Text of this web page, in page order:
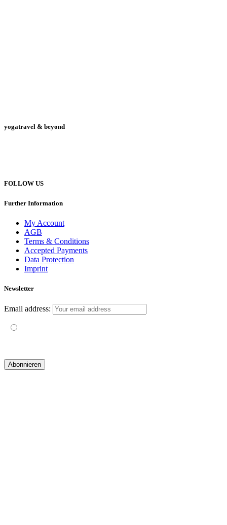
yogatravel & beyond
FOLLOW US
Further Information
My Account
AGB
Terms & Conditions
Accepted Payments
Data Protection
Imprint
Newsletter
Email address: